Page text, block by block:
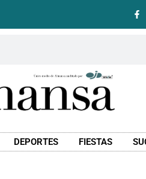
DEPORTES FIESTAS